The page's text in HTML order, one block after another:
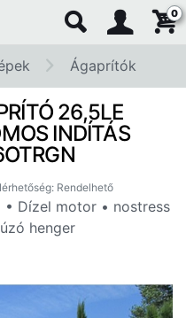
0
Ágaprítók
26,5LE
INDÍTÁS
Rendelhető
Dízel motor • nostress
henger